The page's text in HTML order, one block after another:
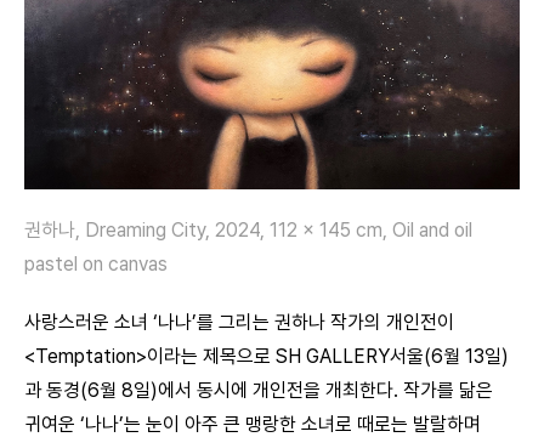
권하나, Dreaming City, 2024, 112 x 145 cm, Oil and oil
pastel on canvas
사랑스러운 소녀 ‘나나’를 그리는 권하나 작가의 개인전이
<Temptation>이라는 제목으로 SH GALLERY서울(6월 13일)
과 동경(6월 8일)에서 동시에 개인전을 개최한다. 작가를 닮은
귀여운 ‘나나’는 눈이 아주 큰 맹랑한 소녀로 때로는 발랄하며